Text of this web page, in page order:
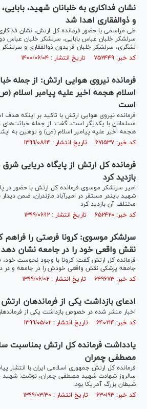
نشان فداکاری به خلبانان شهید،
و ذوالفقاری اهدا شد
طی مراسمی با حضور فرمانده کل ارتش، نشان
سرلشکر خلبان عباس بابایی، سرلشکر خلبان عباس
لشگری، سرلشکر خلبان فریدون ذوالفقاری و
کد خبر: ۷۵۲۴۴۹ تاریخ انتشار : ۱۴۰۰/۰۶/۰۴
فرمانده نیروی هوایی ارتش: از جمله
اسلام هجمه اخیر علیه پیامبر اسلام
است
فرمانده نیروی هوایی ارتش با تاکید بر اینکه هدف
مسلمانان با یکدیگر است، گفت: از جمله
هجمه اخیر علیه پیامبر اسلام (ص) و توهین به
کد خبر: ۶۷۱۵۳۷ تاریخ انتشار : ۱۳۹۹/۰۸/۱۴
فرمانده کل ارتش از پایگاه دریایی شرق
بازدید کرد
امیر سرلشکر موسوی فرمانده کل ارتش با حضور در
شهید بایندر مستقر در امیرآباد مازندران، ضمن
مختلف آن بازدید کرد
کد خبر: ۶۵۲۴۲۰ تاریخ انتشار : ۱۳۹۹/۰۶/۱۲
سرلشکر موسوی: کرونا فرصتی را فراهم
نقش واقعی خود را در جامعه نشان دهد
فرمانده کل ارتش گفت: کرونا با وجود نحوست خود،
جامعه پزشکی نقش واقعی خودش را در جامعه و
کد خبر: ۶۴۹۶۷۳ تاریخ انتشار : ۱۳۹۹/۰۶/۰۲
ادعای بازداشت یکی از فرماندهان
اخبار منشر شده در خصوص بازداشت یکی از
کد خبر: ۶۴۰۲۱۴ تاریخ انتشار : ۱۳۹۹/۰۵/۰۲
یادداشت فرمانده کل ارتش بمناسبت
مصطفی چمران
فرمانده کل ارتش جمهوری اسلامی ایران با انتشار
سالروز شهادت شهید مصطفی چمران، نوشت: شهید
شیطان بزرگ آمریکا بود.
کد خبر: ۶۳۰۱۹۳ تاریخ انتشار : ۱۳۹۹/۰۳/۳۰